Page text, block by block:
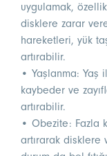
uygulamak,
disklere zarar
hareketleri, yük
artırabilir.
• Yaşlanma: Yaş
kaybeder ve
artırabilir.
• Obezite: Fazla
artırarak disklere